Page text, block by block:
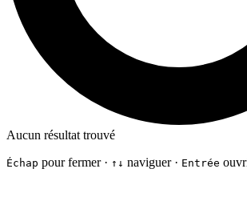
Aucun résultat trouvé
Échap pour fermer · ↑↓ naviguer · Entrée